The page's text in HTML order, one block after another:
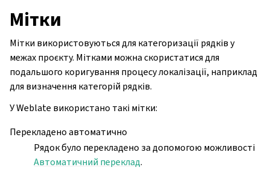
Мітки
Мітки використовуються для категоризації рядків у
межах проєкту. Мітками можна скористатися для
подальшого коригування процесу локалізації, наприклад
для визначення категорій рядків.
У Weblate використано такі мітки:
Перекладено автоматично
Рядок було перекладено за допомогою можливості
Автоматичний переклад.